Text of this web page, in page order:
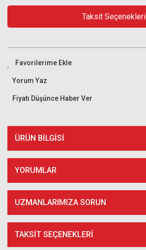
Taksit Seçenekleri
Yorum Yaz
Fiyatı Düşünce Haber Ver
ÜRÜN BILGISI
YORUMLAR
UZMANLARIMIZA SORUN
TAKSIT SEÇENEKLERI